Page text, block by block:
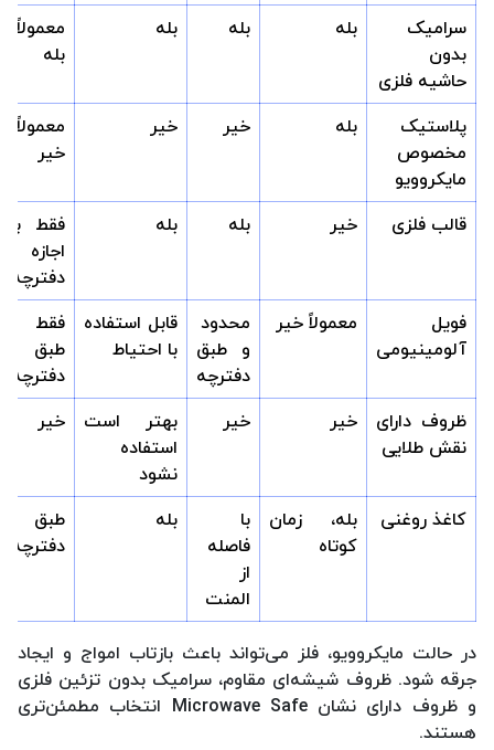
سرامیک
بدون
حاشیه فلزی
بله بله بله
معمولاً
بله
پلاستیک
مخصوص
مایکروویو
بله خیر خیر
معمولاً
خیر
قالب فلزی خیر بله بله
فقط با
اجازه
دفترچه
فویل
آلومینیومی
معمولاً خیر
محدود
و طبق
دفترچه
قابل استفاده
با احتیاط
فقط
طبق
دفترچه
ظروف دارای
نقش طلایی
خیر خیر
بهتر است
استفاده
نشود
خیر
کاغذ روغنی
بله، زمان
کوتاه
با
فاصله
از
المنت
بله
طبق
دفترچه
در حالت مایکروویو، فلز می‌تواند باعث بازتاب امواج و ایجاد
جرقه شود. ظروف شیشه‌ای مقاوم، سرامیک بدون تزئین فلزی
و ظروف دارای نشان Microwave Safe انتخاب مطمئن‌تری
هستند.